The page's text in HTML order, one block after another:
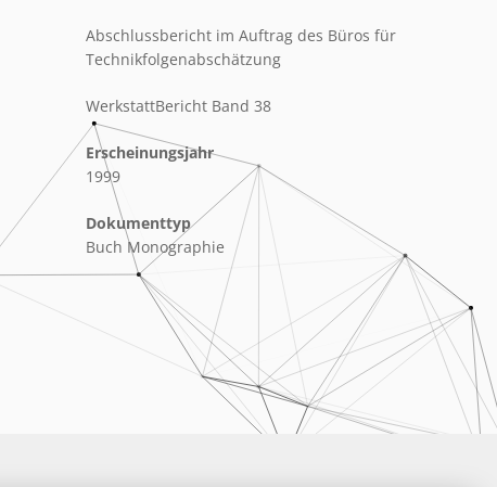
Abschlussbericht im Auftrag des Büros für
Technikfolgenabschätzung
WerkstattBericht Band 38
Erscheinungsjahr
1999
Dokumenttyp
Buch Monographie